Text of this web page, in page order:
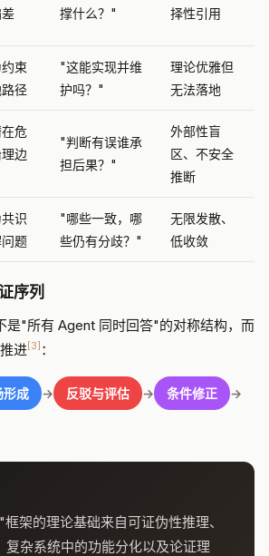
撑什么？" 择性引用
束
径
"这能实现并维
护吗？"
理论优雅但
无法落地
危
边
"判断有误谁承
担后果？"
外部性盲
区、不安全
推断
识
题
"哪些一致，哪
些仍有分歧？"
无限发散、
低收敛
序列
是"所有 Agent 同时回答"的对称结构，而
进[3] ：
形成 → 反驳与评估 → 条件修正 →
架的理论基础来自可证伪性推理、
复杂系统中的功能分化以及论证理